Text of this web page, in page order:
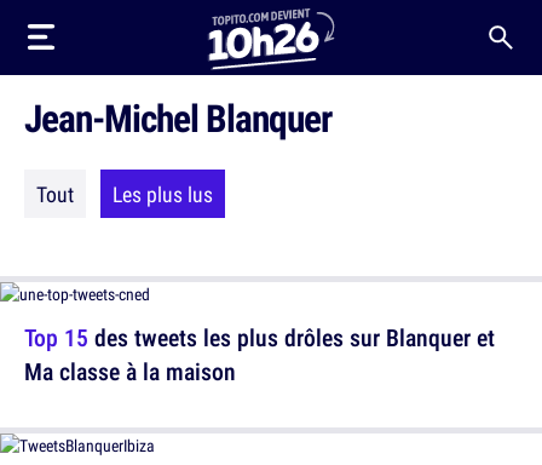
Jean-Michel Blanquer
Tout Les plus lus
Top 15 des tweets les plus drôles sur Blanquer et
Ma classe à la maison